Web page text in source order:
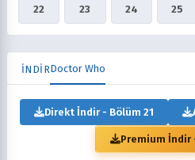
22 23 24 25
İNDİRDoctor Who
Direkt İndir - Bölüm 21
Premium İndir